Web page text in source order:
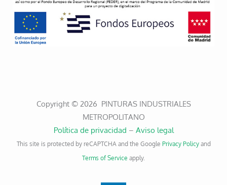
Copyright © 2026 PINTURAS INDUSTRIALES
METROPOLITANO
Política de privacidad – Aviso legal
This site is protected by reCAPTCHA and the Google Privacy Policyand
Terms of Service apply.